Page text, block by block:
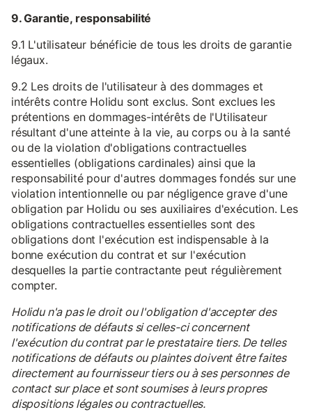
9. Garantie, responsabilité
9.1 L'utilisateur bénéficie de tous les droits de garantie
légaux.
9.2 Les droits de l'utilisateur à des dommages et
intérêts contre Holidu sont exclus. Sont exclues les
prétentions en dommages-intérêts de l'Utilisateur
résultant d'une atteinte à la vie, au corps ou à la santé
ou de la violation d'obligations contractuelles
essentielles (obligations cardinales) ainsi que la
responsabilité pour d'autres dommages fondés sur une
violation intentionnelle ou par négligence grave d'une
obligation par Holidu ou ses auxiliaires d'exécution. Les
obligations contractuelles essentielles sont des
obligations dont l'exécution est indispensable à la
bonne exécution du contrat et sur l'exécution
desquelles la partie contractante peut régulièrement
compter.
Holidu n'a pas le droit ou l'obligation d'accepter des
notifications de défauts si celles-ci concernent
l'exécution du contrat par le prestataire tiers. De telles
notifications de défauts ou plaintes doivent être faites
directement au fournisseur tiers ou à ses personnes de
contact sur place et sont soumises à leurs propres
dispositions légales ou contractuelles.